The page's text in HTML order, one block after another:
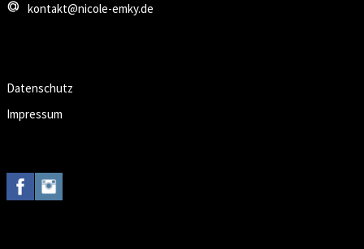
kontakt@nicole-emky.de
Datenschutz
Impressum